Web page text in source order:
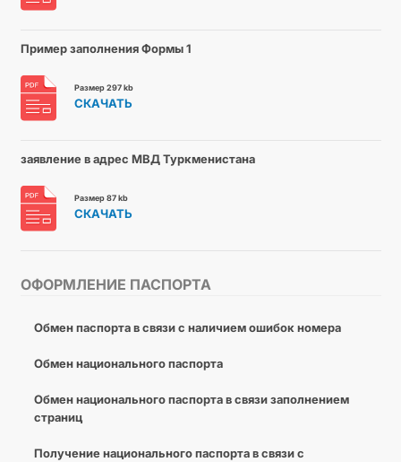
ОФОРМЛЕНИЕ ПАСПОРТА
Обмен паспорта в связи с наличием ошибок номера
Обмен национального паспорта
Обмен национального паспорта в связи заполнением
страниц
Получение национального паспорта в связи с
Пример заполнения Формы 1
Размер 297 kb
СКАЧАТЬ
заявление в адрес МВД Туркменистана
Размер 87 kb
СКАЧАТЬ